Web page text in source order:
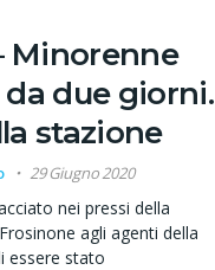
Minorenne
due giorni.
stazione
29 Giugno 2020
nei pressi della
agli agenti della
essere stato